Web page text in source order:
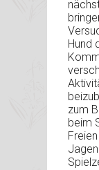
Hund
zum
beim